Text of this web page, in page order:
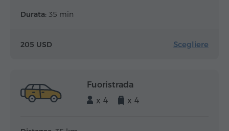
Durata: 35 min
205 USD Scegliere
Fuoristrada
x 4
x 4